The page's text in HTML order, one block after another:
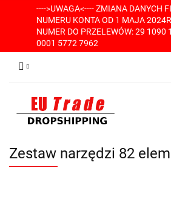
---->UWAGA<---- ZMIANA DANYCH
NUMERU KONTA OD 1 MAJA
NUMER DO PRZELEWÓW: 29 1090
0001 5772 7962
Zestaw narzędzi 82